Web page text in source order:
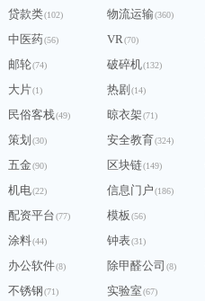
贷款类(102) 物流运输(360)
中医药(56) VR(70)
邮轮(74) 破碎机(132)
大片(1) 热剧 (14)
民俗客栈(49) 晾衣架(71)
策划 (30) 安全教育(324)
五金(90) 区块链(149)
机电(22) 信息门户(186)
配资平台(77) 模板(56)
涂料(44) 钟表(31)
办公软件(8) 除甲醛公司 (8)
不锈钢(71) 实验室(67)